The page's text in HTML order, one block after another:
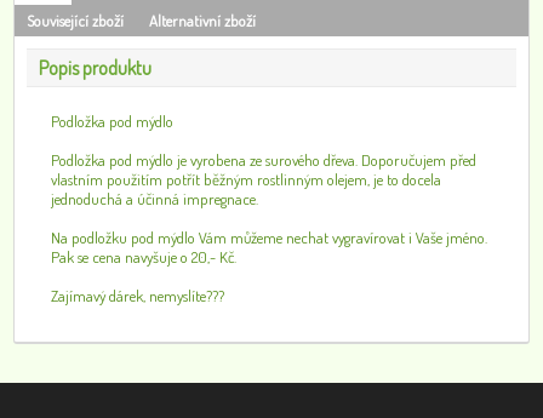
Související zboží
Alternativní zboží
Popis produktu
Podložka pod mýdlo
Podložka pod mýdlo je vyrobena ze surového dřeva. Doporučujem před
vlastním použitím potřít běžným rostlinným olejem, je to docela
jednoduchá a účinná impregnace.
Na podložku pod mýdlo Vám můžeme nechat vygravírovat i Vaše jméno.
Pak se cena navyšuje o 20,- Kč.
Zajímavý dárek, nemyslíte???